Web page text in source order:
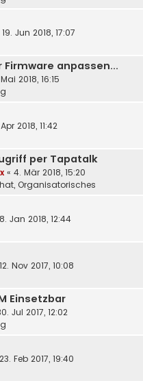
19. Jun 2018, 17:07
anpassen...
Mai 2018, 16:15
2018, 11:42
per Tapatalk
« 4. Mär 2018, 15:20
Organisatorisches
8. Jan 2018, 12:44
12. Nov 2017, 10:08
Einsetzbar
Jul 2017, 12:02
23. Feb 2017, 19:40